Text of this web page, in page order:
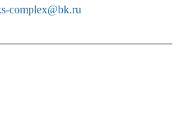
complex@bk.ru